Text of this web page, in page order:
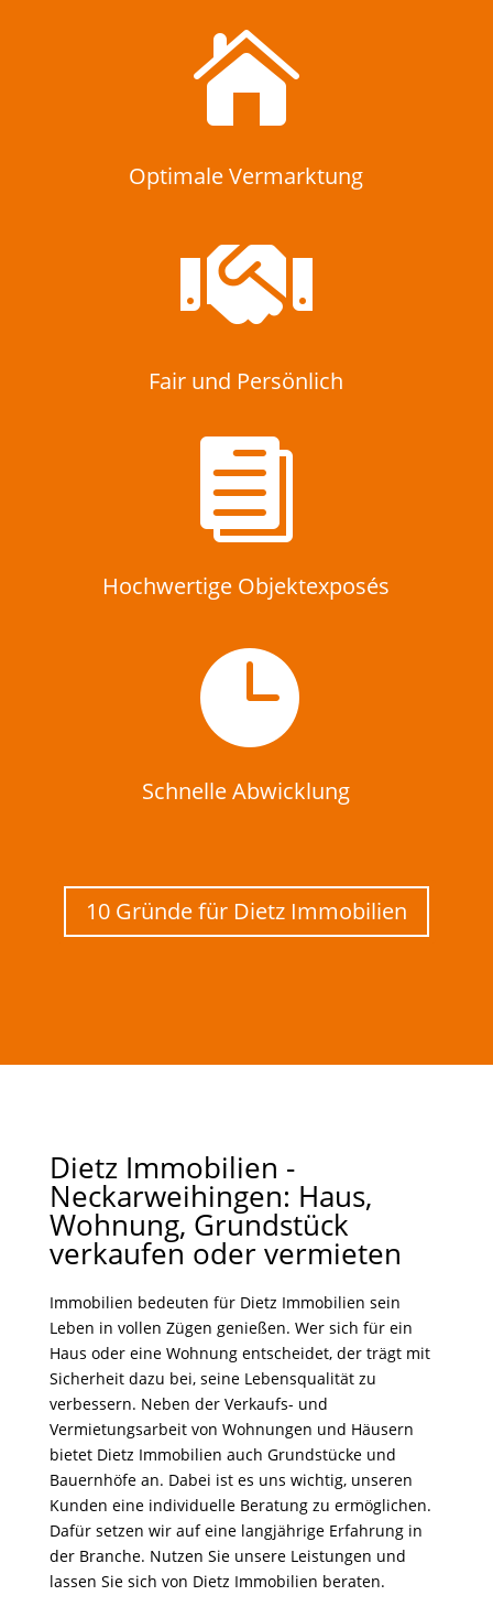

Optimale Vermarktung

Fair und Persönlich

Hochwertige Objektexposés

Schnelle Abwicklung
10 Gründe für Dietz Immobilien
Dietz Immobilien -
Neckarweihingen: Haus,
Wohnung, Grundstück
verkaufen oder vermieten
Immobilien bedeuten für Dietz Immobilien sein
Leben in vollen Zügen genießen. Wer sich für ein
Haus oder eine Wohnung entscheidet, der trägt mit
Sicherheit dazu bei, seine Lebensqualität zu
verbessern. Neben der Verkaufs- und
Vermietungsarbeit von Wohnungen und Häusern
bietet Dietz Immobilien auch Grundstücke und
Bauernhöfe an. Dabei ist es uns wichtig, unseren
Kunden eine individuelle Beratung zu ermöglichen.
Dafür setzen wir auf eine langjährige Erfahrung in
der Branche. Nutzen Sie unsere Leistungen und
lassen Sie sich von Dietz Immobilien beraten.